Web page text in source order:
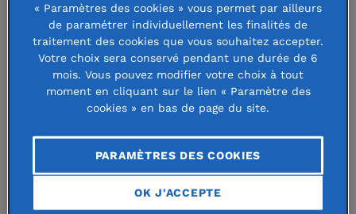
Faire un don à cette fondation
Soutient des actions en faveur des
personnes âgées. Agit dans le cadre
des programmes de la Fondation de
« Paramètres des cookies » vous permet par ailleurs
de paramétrer individuellement les finalités de
traitement des cookies que vous souhaitez accepter.
Votre choix sera conservé pendant une durée de 6
mois. Vous pouvez modifier votre choix à tout
moment en cliquant sur le lien « Paramètre des
cookies » en bas de page du site.
PARAMÈTRES DES COOKIES
OK J'ACCEPTE